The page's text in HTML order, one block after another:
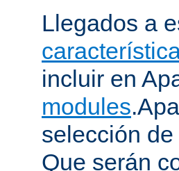
Llegados a
incluir en
modules
selección
Que serán